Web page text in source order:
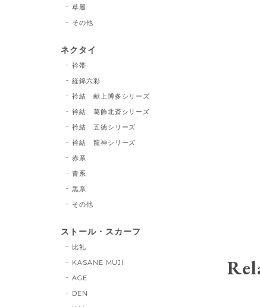
草履
その他
ネクタイ
衿帯
経錦六彩
衿結 献上博多シリーズ
衿結 葛飾北斎シリーズ
衿結 五徳シリーズ
衿結 龍神シリーズ
赤系
青系
黒系
その他
ストール・スカーフ
比礼
KASANE MUJI
AGE
DEN